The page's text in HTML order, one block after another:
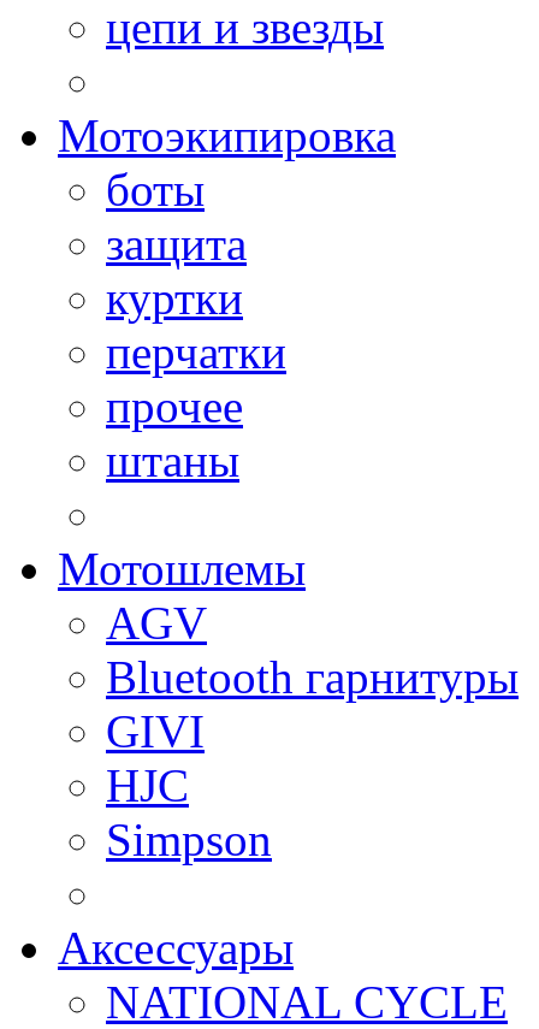
цепи и звезды
Мотоэкипировка
боты
защита
куртки
перчатки
прочее
штаны
Мотошлемы
AGV
Bluetooth гарнитуры
GIVI
HJC
Simpson
Аксессуары
NATIONAL CYCLE